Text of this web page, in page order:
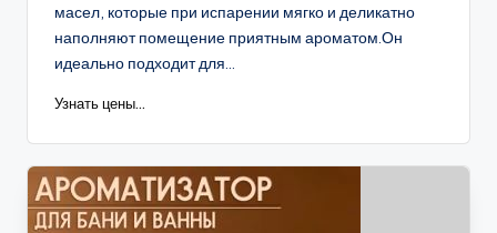
масел, которые при испарении мягко и деликатно
наполняют помещение приятным ароматом.Он
идеально подходит для...
Узнать цены...